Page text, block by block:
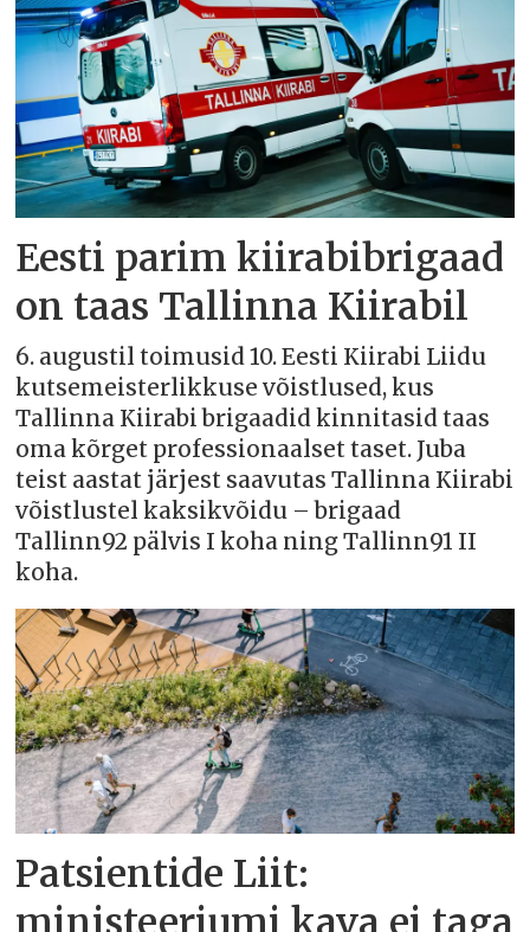
Eesti parim kiirabibrigaad
on taas Tallinna Kiirabil
6. augustil toimusid 10. Eesti Kiirabi Liidu
kutsemeisterlikkuse võistlused, kus
Tallinna Kiirabi brigaadid kinnitasid taas
oma kõrget professionaalset taset. Juba
teist aastat järjest saavutas Tallinna Kiirabi
võistlustel kaksikvõidu – brigaad
Tallinn92 pälvis I koha ning Tallinn91 II
koha.
Patsientide Liit: